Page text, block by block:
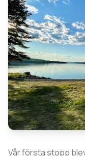
Vår första stopp